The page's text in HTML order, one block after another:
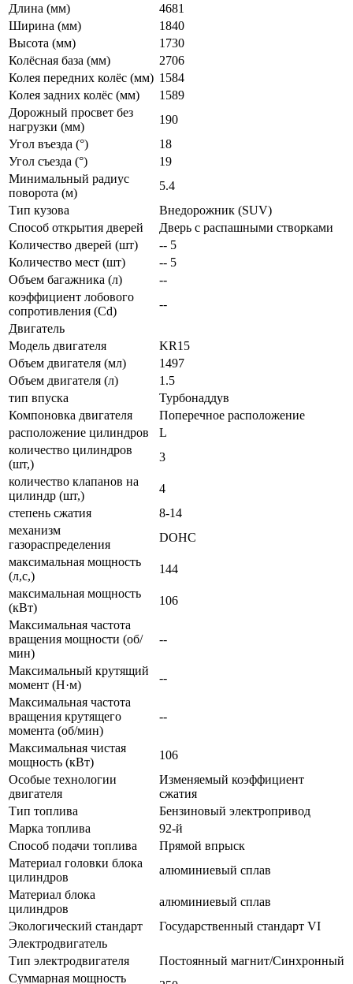
Длина (мм)
4681
Ширина (мм)
1840
Высота (мм)
1730
Колёсная база (мм)
2706
Колея передних колёс (мм) 1584
Колея задних колёс (мм)
1589
Дорожный просвет без
нагрузки (мм)
190
Угол въезда (°)
18
Угол съезда (°)
19
Минимальный радиус
поворота (м)
5.4
Тип кузова
Внедорожник (SUV)
Способ открытия дверей
Дверь с распашными створками
Количество дверей (шт)
-- 5
Количество мест (шт)
-- 5
Объем багажника (л)
--
коэффициент лобового
сопротивления (Cd)
--
Двигатель
Модель двигателя
KR15
Объем двигателя (мл)
1497
Объем двигателя (л)
1.5
тип впуска
Турбонаддув
Компоновка двигателя
Поперечное расположение
расположение цилиндров
L
количество цилиндров
(шт,)
3
количество клапанов на
цилиндр (шт,)
4
степень сжатия
8-14
механизм
газораспределения
DOHC
максимальная мощность
(л,с,)
144
максимальная мощность
(кВт)
106
Максимальная частота
вращения мощности (об/
мин)
--
Максимальный крутящий
момент (Н·м)
--
Максимальная частота
вращения крутящего
момента (об/мин)
--
Максимальная чистая
мощность (кВт)
106
Особые технологии
двигателя
Изменяемый коэффициент
сжатия
Тип топлива
Бензиновый электропривод
Марка топлива
92-й
Способ подачи топлива
Прямой впрыск
Материал головки блока
цилиндров
алюминиевый сплав
Материал блока
цилиндров
алюминиевый сплав
Экологический стандарт
Государственный стандарт VI
Электродвигатель
Тип электродвигателя
Постоянный магнит/Синхронный
Суммарная мощность